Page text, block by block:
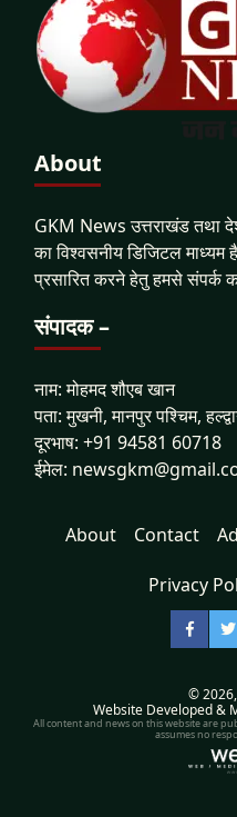
About
GKM News उत्तराखंड तथा
का विश्वसनीय डिजिटल
प्रसारित करने हेतु हमसे संपर्क
संपादक –
नाम: मोहमद शौएब खान
पता: मुखनी, मानपुर पश्चिम,
दूरभाष: +91 94581 60718
ईमेल:
About Contact
Privacy
© 2026,
Website Developed &
All content and news on this website are
assumes no